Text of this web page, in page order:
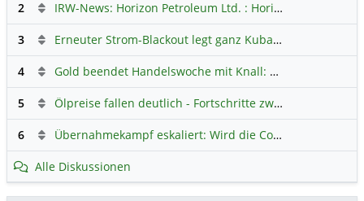
2 IRW-News: Horizon Petroleum Ltd. : Horizon Petroleum beginnt mit der Testförderung im Projekt Lachowice in Polen und schließt die Platzierung einer überzeichneten Wandelanleihe ab
3 Erneuter Strom-Blackout legt ganz Kuba lahm
4 Gold beendet Handelswoche mit Knall: Barrick Mining – Ist diese Aktie wieder ein Kauf?
5 Ölpreise fallen deutlich - Fortschritte zwischen USA und Iran belasten
6 Übernahmekampf eskaliert: Wird die Commerzbank italienisch?
Alle Diskussionen